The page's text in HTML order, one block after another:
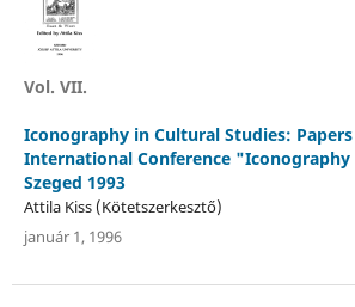
Vol. VII.
Iconography in Cultural Studies:
International Conference "Iconography
Szeged 1993
Attila Kiss (Kötetszerkesztő)
január 1, 1996